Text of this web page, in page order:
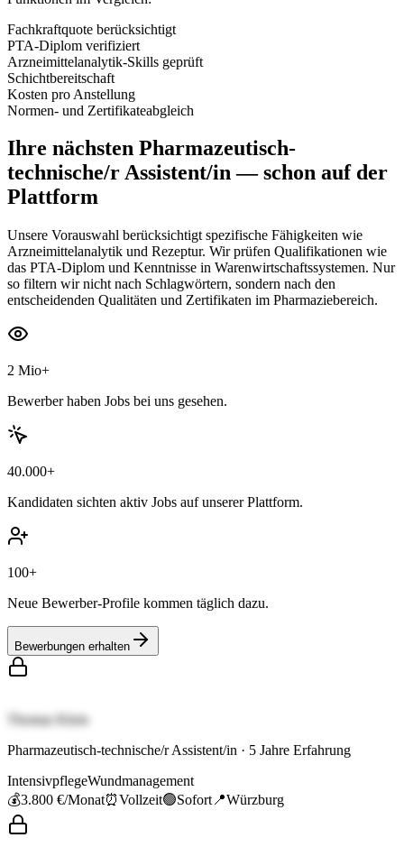
Fachkraftquote berücksichtigt
PTA-Diplom verifiziert
Arzneimittelanalytik-Skills geprüft
Schichtbereitschaft
Kosten pro Anstellung
Normen- und Zertifikateabgleich
Ihre nächsten Pharmazeutisch-
technische/r Assistent/in— schon auf der
Plattform
Unsere Vorauswahl berücksichtigt spezifische Fähigkeiten wie
Arzneimittelanalytik und Rezeptur. Wir prüfen Qualifikationen wie
das PTA-Diplom und Kenntnisse in Warenwirtschaftssystemen. Nur
so filtern wir nicht nach Schlagwörtern, sondern nach den
entscheidenden Qualitäten und Zertifikaten im Pharmaziebereich.
2 Mio+
Bewerber haben Jobs bei uns gesehen.
40.000+
Kandidaten sichten aktiv Jobs auf unserer Plattform.
100+
Neue Bewerber-Profile kommen täglich dazu.
Bewerbungen erhalten
Thomas Klein
Pharmazeutisch-technische/r Assistent/in · 5 Jahre Erfahrung
IntensivpflegeWundmanagement
💰3.800 €/Monat⏰Vollzeit🟢Sofort 📍Würzburg